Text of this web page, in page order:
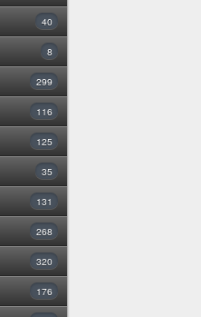
40
8
299
116
125
35
131
268
320
176